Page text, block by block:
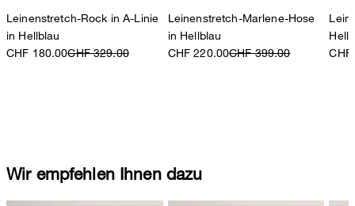
Leinenstretch-Rock in A-Linie
in Hellblau
CHF 180.00CHF 329.00
Leinenstretch-Marlene-Hose
in Hellblau
CHF 220.00CHF 399.00
Wir empfehlen Ihnen dazu